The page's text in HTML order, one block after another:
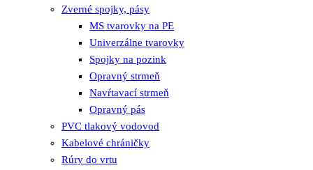
Zverné spojky, pásy
MS tvarovky na PE
Univerzálne tvarovky
Spojky na pozink
Opravný strmeň
Navŕtavací strmeň
Opravný pás
PVC tlakový vodovod
Kabelové chráničky
Rúry do vrtu